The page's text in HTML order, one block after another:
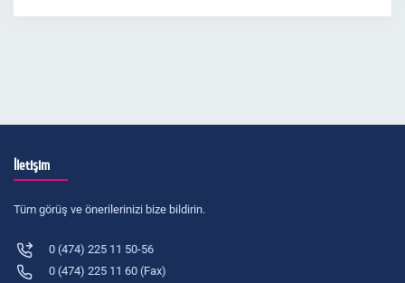
İletişim
Tüm görüş ve önerilerinizi bize bildirin.
0 (474) 225 11 50-56
0 (474) 225 11 60 (Fax)